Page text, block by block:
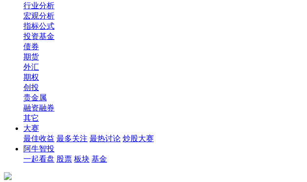
行业分析
宏观分析
指标公式
投资基金
债券
期货
外汇
期权
创投
贵金属
融资融券
其它
大赛
最佳收益 最多关注 最热讨论 炒股大赛
阿牛智投
一起看盘 股票 板块 基金